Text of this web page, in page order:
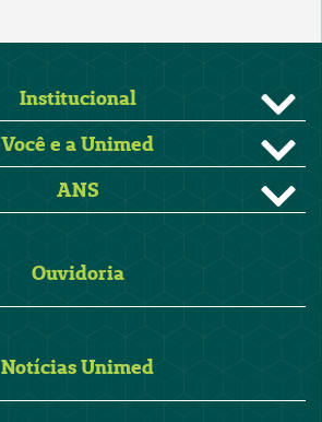
Institucional
Você e a Unimed
ANS
Ouvidoria
Notícias Unimed